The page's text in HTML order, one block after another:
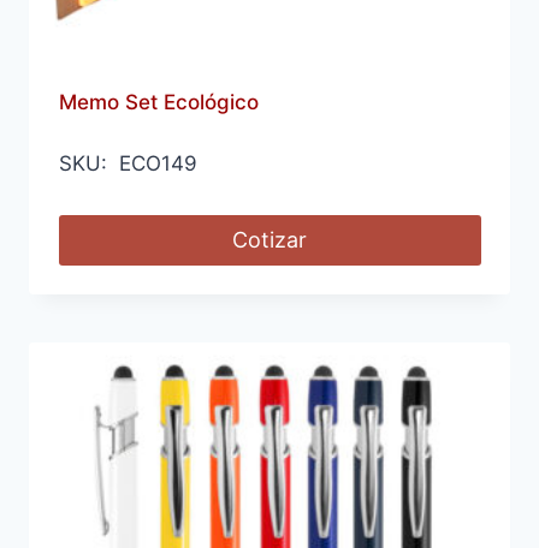
Memo Set Ecológico
SKU: ECO149
Cotizar